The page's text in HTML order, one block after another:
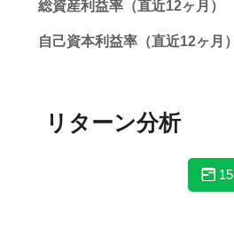
総資産利益率（直近12ヶ月）
自己資本利益率（直近12ヶ月）
リターン分析
15